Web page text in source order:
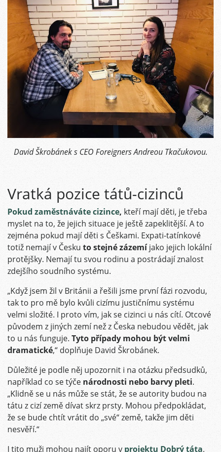
David Škrobánek s CEO Foreigners Andreou Tkačukovou.
Vratká pozice tátů-cizinců
Pokud zaměstnáváte cizince, kteří mají děti, je třeba
myslet na to, že jejich situace je ještě zapeklitější. A to
zejména pokud mají děti s Češkami. Expati-tatínkové
totiž nemají v Česku to stejné zázemíjako jejich lokální
protějšky. Nemají tu svou rodinu a postrádají znalost
zdejšího soudního systému.
„Když jsem žil v Británii a řešili jsme první fázi rozvodu,
tak to pro mě bylo kvůli cizímu justičnímu systému
velmi složité. I proto vím, jak se cizinci u nás cítí. Otcové
původem z jiných zemí než z Česka nebudou vědět, jak
to u nás funguje. Tyto případy mohou být velmi
dramatické,“ doplňuje David Škrobánek.
Důležité je podle něj upozornit i na otázku předsudků,
například co se týče národnosti nebo barvy pleti.
„Klidně se u nás může se stát, že se autority budou na
tátu z cizí země dívat skrz prsty. Mohou předpokládat,
že se bude chtít vrátit do „své“ země, takže jim děti
nesvěří.“
I tito muži mohou najít oporu v projektu Dobrý táta.